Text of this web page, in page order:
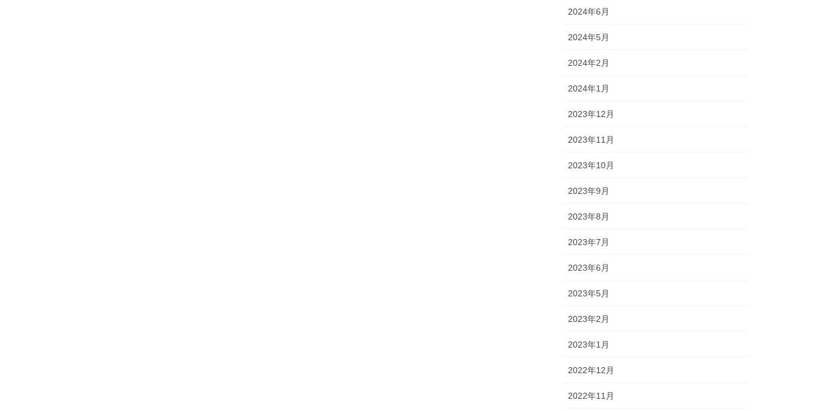
2024年6月
2024年5月
2024年2月
2024年1月
2023年12月
2023年11月
2023年10月
2023年9月
2023年8月
2023年7月
2023年6月
2023年5月
2023年2月
2023年1月
2022年12月
2022年11月